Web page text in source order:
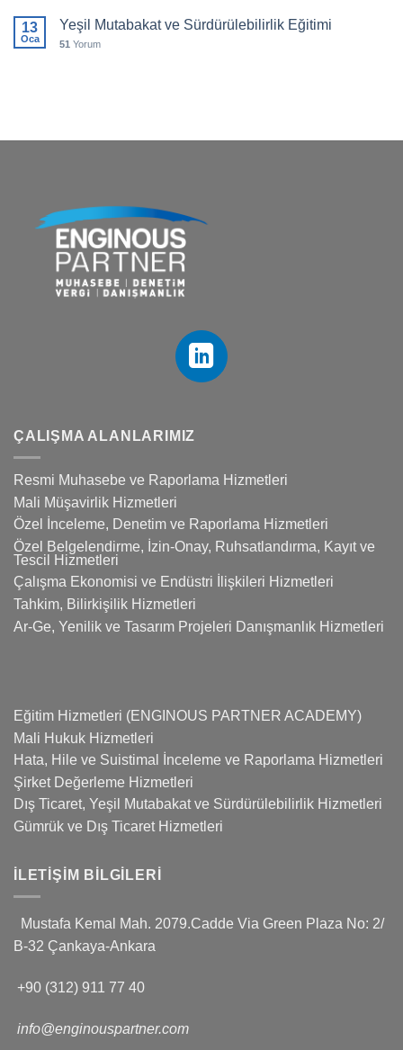
13
Oca
Yeşil Mutabakat ve Sürdürülebilirlik Eğitimi
51 Yorum
ÇALIŞMA ALANLARIMIZ
Resmi Muhasebe ve Raporlama Hizmetleri
Mali Müşavirlik Hizmetleri
Özel İnceleme, Denetim ve Raporlama Hizmetleri
Özel Belgelendirme, İzin-Onay, Ruhsatlandırma, Kayıt ve
Tescil Hizmetleri
Çalışma Ekonomisi ve Endüstri İlişkileri Hizmetleri
Tahkim, Bilirkişilik Hizmetleri
Ar-Ge, Yenilik ve Tasarım Projeleri Danışmanlık Hizmetleri
Eğitim Hizmetleri (ENGINOUS PARTNER ACADEMY)
Mali Hukuk Hizmetleri
Hata, Hile ve Suistimal İnceleme ve Raporlama Hizmetleri
Şirket Değerleme Hizmetleri
Dış Ticaret, Yeşil Mutabakat ve Sürdürülebilirlik Hizmetleri
Gümrük ve Dış Ticaret Hizmetleri
İLETIŞIM BILGILERI
Mustafa Kemal Mah. 2079.Cadde Via Green Plaza No: 2/
B-32 Çankaya-Ankara
+90 (312) 911 77 40
info@enginouspartner.com